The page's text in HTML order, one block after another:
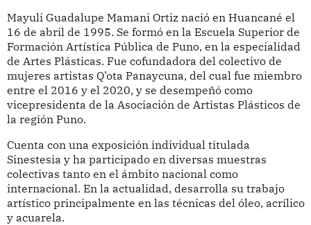
Mayuli Guadalupe Mamani Ortiz nació en Huancané el
16 de abril de 1995. Se formó en la Escuela Superior de
Formación Artística Pública de Puno, en la especialidad
de Artes Plásticas. Fue cofundadora del colectivo de
mujeres artistas Q’ota Panaycuna, del cual fue miembro
entre el 2016 y el 2020, y se desempeñó como
vicepresidenta de la Asociación de Artistas Plásticos de
la región Puno.
Cuenta con una exposición individual titulada
Sinestesia y ha participado en diversas muestras
colectivas tanto en el ámbito nacional como
internacional. En la actualidad, desarrolla su trabajo
artístico principalmente en las técnicas del óleo, acrílico
y acuarela.